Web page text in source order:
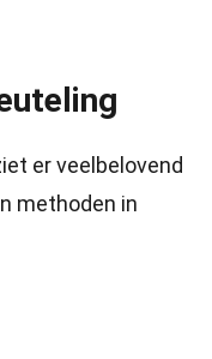
er veelbelovend
methoden in